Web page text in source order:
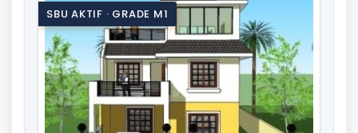
SBU AKTIF · GRADE M1